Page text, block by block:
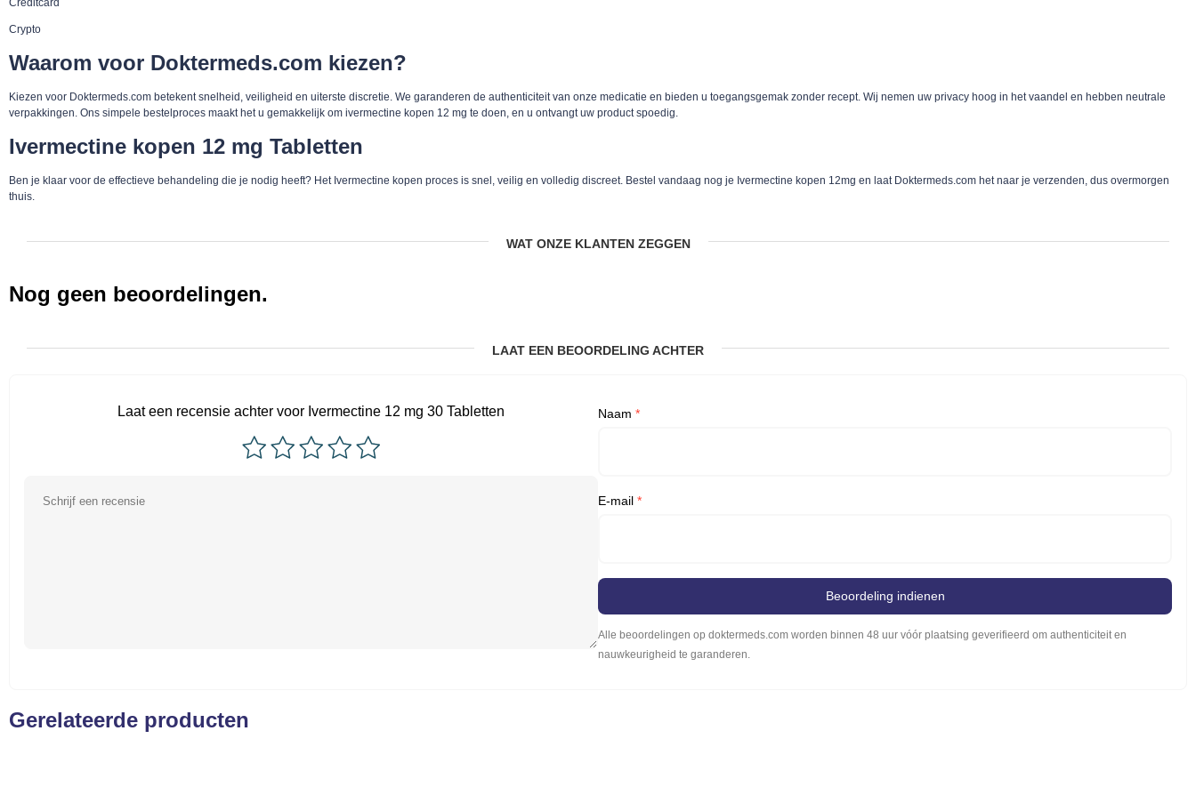
Creditcard
Crypto
Waarom voor Doktermeds.com kiezen?
Kiezen voor Doktermeds.com betekent snelheid, veiligheid en uiterste discretie. We garanderen de authenticiteit van onze medicatie en bieden u toegangsgemak zonder recept. Wij nemen uw privacy hoog in het vaandel en hebben neutrale
verpakkingen. Ons simpele bestelproces maakt het u gemakkelijk om ivermectine kopen 12 mg te doen, en u ontvangt uw product spoedig.
Ivermectine kopen 12 mg Tabletten
Ben je klaar voor de effectieve behandeling die je nodig heeft? Het Ivermectine kopen proces is snel, veilig en volledig discreet. Bestel vandaag nog je Ivermectine kopen 12mg en laat Doktermeds.com het naar je verzenden, dus overmorgen
thuis.
WAT ONZE KLANTEN ZEGGEN
Nog geen beoordelingen.
LAAT EEN BEOORDELING ACHTER
Laat een recensie achter voor Ivermectine 12 mg 30 Tabletten Naam *
E-mail *
Beoordeling indienen
Alle beoordelingen op doktermeds.com worden binnen 48 uur vóór plaatsing geverifieerd om authenticiteit en
nauwkeurigheid te garanderen.
Gerelateerde producten